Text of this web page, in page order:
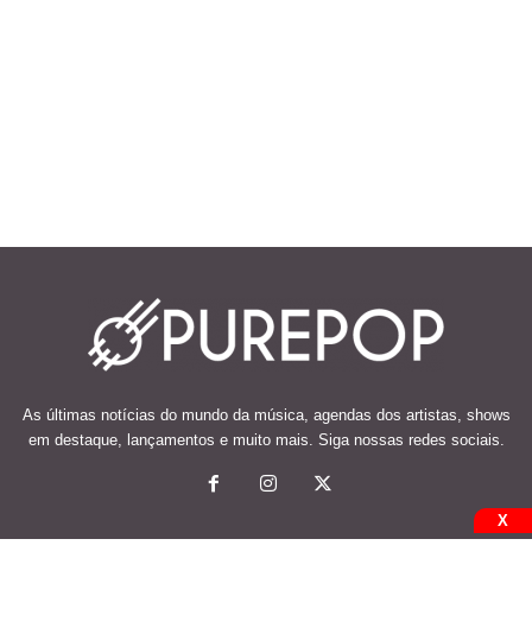
As últimas notícias do mundo da música, agendas dos artistas, shows
em destaque, lançamentos e muito mais. Siga nossas redes sociais.
X